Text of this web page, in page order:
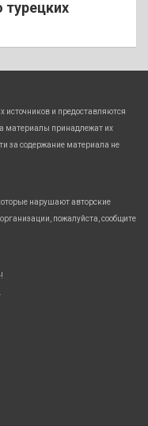
источников и предоставляются
материалы принадлежат их
за содержание материала не
нарушают авторские
пожалуйста, сообщите